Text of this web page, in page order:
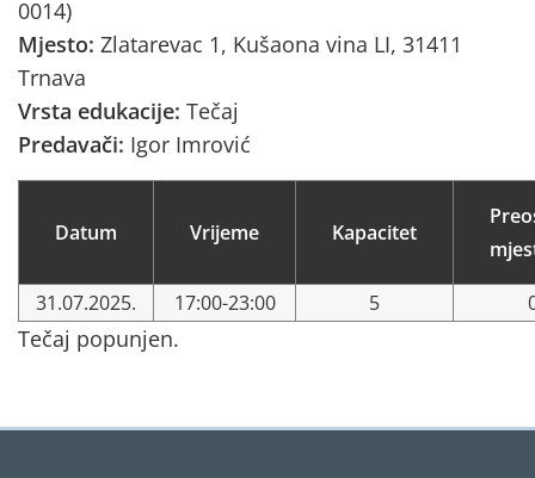
0014)
Mjesto: Zlatarevac 1, Kušaona vina LI, 31411
Trnava
Vrsta edukacije: Tečaj
Predavači: Igor Imrović
Datum Vrijeme Kapacitet
31.07.2025. 17:00-23:00 5
Tečaj popunjen.